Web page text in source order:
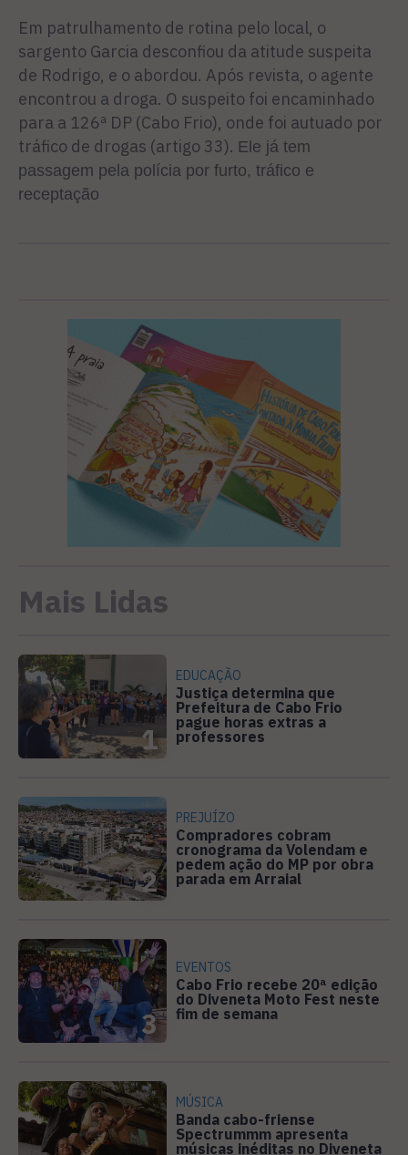
Em patrulhamento de rotina pelo local, o
sargento Garcia desconfiou da atitude suspeita
de Rodrigo, e o abordou. Após revista, o agente
encontrou a droga. O suspeito foi encaminhado
para a 126ª DP (Cabo Frio), onde foi autuado por
tráfico de drogas (artigo 33). Ele já tem
passagem pela polícia por furto, tráfico e
receptação
Mais Lidas
1
EDUCAÇÃO
Justiça determina que
Prefeitura de Cabo Frio
pague horas extras a
professores
2
PREJUÍZO
Compradores cobram
cronograma da Volendam e
pedem ação do MP por obra
parada em Arraial
3
EVENTOS
Cabo Frio recebe 20ª edição
do Diveneta Moto Fest neste
fim de semana
MÚSICA
Banda cabo-friense
Spectrummm apresenta
músicas inéditas no Diveneta